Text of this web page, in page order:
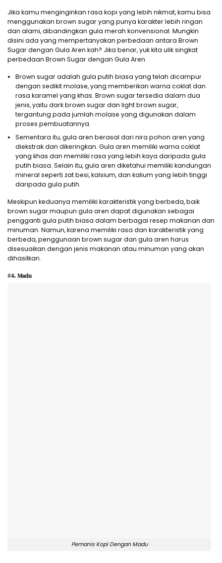
Jika kamu menginginkan rasa kopi yang lebih nikmat, kamu bisa
menggunakan brown sugar yang punya karakter lebih ringan
dan alami, dibandingkan gula merah konvensional. Mungkin
disini ada yang mempertanyakan perbedaan antara Brown
Sugar dengan Gula Aren kah? Jika benar, yuk kita ulik singkat
perbedaan Brown Sugar dengan Gula Aren.
Brown sugar adalah gula putih biasa yang telah dicampur
dengan sedikit molase, yang memberikan warna coklat dan
rasa karamel yang khas. Brown sugar tersedia dalam dua
jenis, yaitu dark brown sugar dan light brown sugar,
tergantung pada jumlah molase yang digunakan dalam
proses pembuatannya.
Sementara itu, gula aren berasal dari nira pohon aren yang
diekstrak dan dikeringkan. Gula aren memiliki warna coklat
yang khas dan memiliki rasa yang lebih kaya daripada gula
putih biasa. Selain itu, gula aren diketahui memiliki kandungan
mineral seperti zat besi, kalsium, dan kalium yang lebih tinggi
daripada gula putih.
Meskipun keduanya memiliki karakteristik yang berbeda, baik
brown sugar maupun gula aren dapat digunakan sebagai
pengganti gula putih biasa dalam berbagai resep makanan dan
minuman. Namun, karena memiliki rasa dan karakteristik yang
berbeda, penggunaan brown sugar dan gula aren harus
disesuaikan dengan jenis makanan atau minuman yang akan
dihasilkan.
#4. Madu
Pemanis Kopi Dengan Madu